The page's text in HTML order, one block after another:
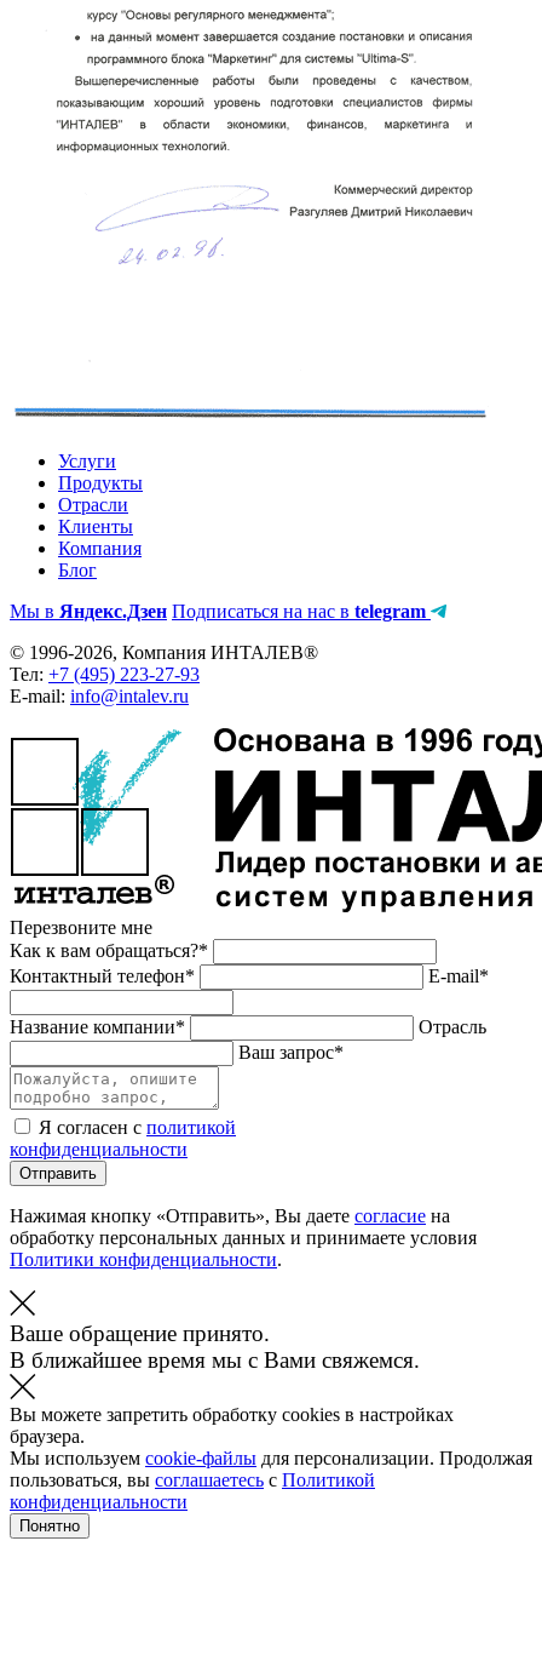
Услуги
Продукты
Отрасли
Клиенты
Компания
Блог
Мы в Яндекс.Дзен Подписаться на нас в telegram
© 1996-2026, Компания ИНТАЛЕВ®
Тел: +7 (495) 223-27-93
E-mail: info@intalev.ru
Перезвоните мне
Как к вам обращаться?*
Контактный телефон*
E-mail*
Название компании*
Отрасль
Ваш запрос*
Я согласен с политикой
конфиденциальности
Отправить
Нажимая кнопку «Отправить», Вы даете согласие на
обработку персональных данных и принимаете условия
Политики конфиденциальности.
Ваше обращение принято.
В ближайшее время мы с Вами свяжемся.
Вы можете запретить обработку cookies в настройках
браузера.
Мы используем cookie-файлы для персонализации. Продолжая
пользоваться, вы соглашаетесь с Политикой
конфиденциальности
Понятно